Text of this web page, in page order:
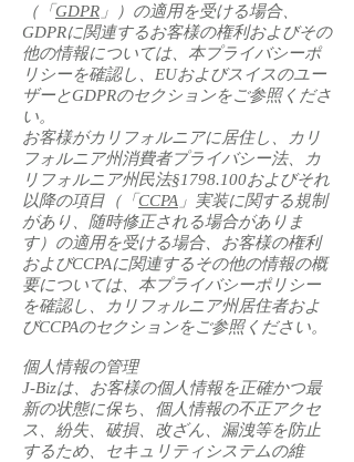
（「 GDPR 」）の適用を受ける場合、
GDPRに関連するお客様の権利およびその
他の情報については、本プライバシーポ
リシーを確認し、EUおよびスイスのユー
ザーとGDPRのセクションをご参照くださ
い。
お客様がカリフォルニアに居住し、カリ
フォルニア州消費者プライバシー法、カ
リフォルニア州民法§1798.100およびそれ
以降の項目（「 CCPA 」実装に関する規制
があり、随時修正される場合がありま
す）の適用を受ける場合、お客様の権利
およびCCPAに関連するその他の情報の概
要については、本プライバシーポリシー
を確認し、カリフォルニア州居住者およ
びCCPAのセクションをご参照ください。
個人情報の管理
J-Bizは、お客様の個人情報を正確かつ最
新の状態に保ち、個人情報の不正アクセ
ス、紛失、破損、改ざん、漏洩等を防止
するため、セキュリティシステムの維